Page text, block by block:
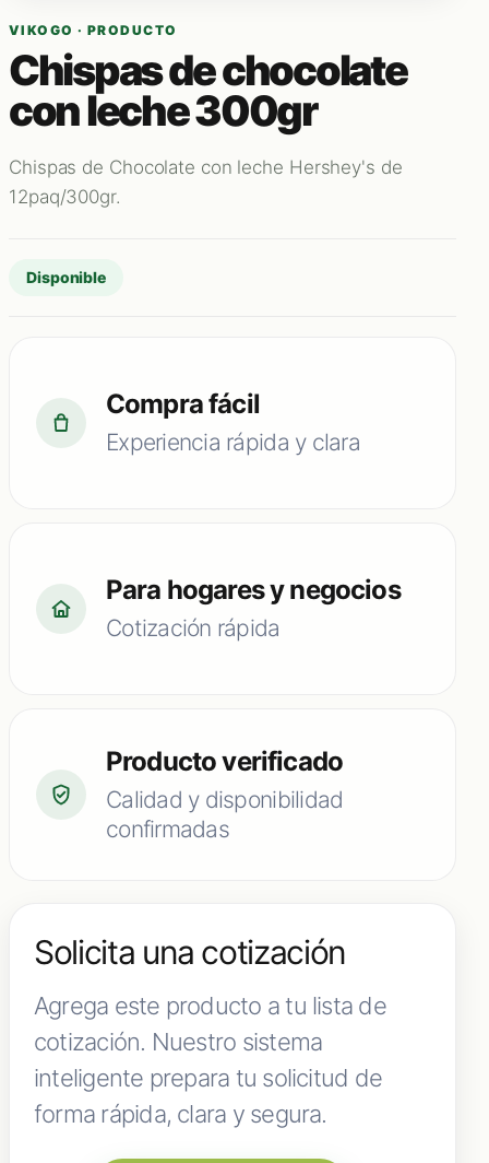
VIKOGO · PRODUCTO
Chispas de chocolate
con leche 300gr
Chispas de Chocolate con leche Hershey's de
12paq/300gr.
Disponible
Compra fácil
Experiencia rápida y clara
Para hogares y negocios
Cotización rápida
Producto verificado
Calidad y disponibilidad
confirmadas
Solicita una cotización
Agrega este producto a tu lista de
cotización. Nuestro sistema
inteligente prepara tu solicitud de
forma rápida, clara y segura.